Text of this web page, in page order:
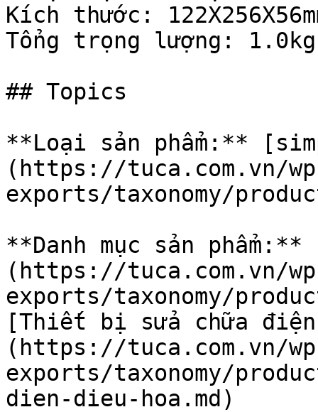
Kích thước:
Tổng trọng lượng: 1.0kg
## Topics
**Loại sản phẩm:**
(https://tuca.com.vn/
exports/taxonomy/
**Danh mục sản
(https://tuca.com.vn/
exports/taxonomy/
[Thiết bị sửa chữa
(https://tuca.com.vn/
exports/taxonomy/
dien-dieu-hoa.md)